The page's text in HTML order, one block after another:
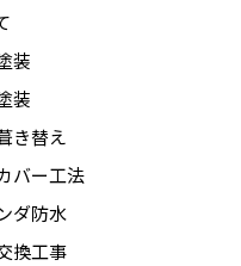
装
装
き替え
バー工法
ダ防水
換工事